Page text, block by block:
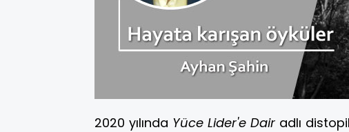
2020 yılında Yüce Lider'e Dair adlı